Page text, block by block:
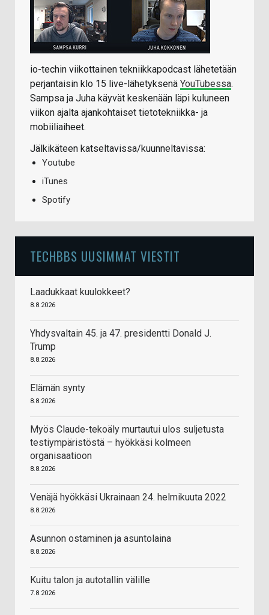
io-techin viikottainen tekniikkapodcast lähetetään
perjantaisin klo 15 live-lähetyksenä YouTubessa.
Sampsa ja Juha käyvät keskenään läpi kuluneen
viikon ajalta ajankohtaiset tietotekniikka- ja
mobiiliaiheet.
Jälkikäteen katseltavissa/kuunneltavissa:
Youtube
iTunes
Spotify
TECHBBS UUSIMMAT VIESTIT
Laadukkaat kuulokkeet?
8.8.2026
Yhdysvaltain 45. ja 47. presidentti Donald J.
Trump
8.8.2026
Elämän synty
8.8.2026
Myös Claude-tekoäly murtautui ulos suljetusta
testiympäristöstä – hyökkäsi kolmeen
organisaatioon
8.8.2026
Venäjä hyökkäsi Ukrainaan 24. helmikuuta 2022
8.8.2026
Asunnon ostaminen ja asuntolaina
8.8.2026
Kuitu talon ja autotallin välille
7.8.2026